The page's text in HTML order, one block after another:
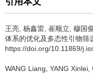
王亮, 杨鑫雷, 崔顺立, 穆国
体系的优化及多态性引物
https://doi.org/10.11869/
WANG Liang, YANG